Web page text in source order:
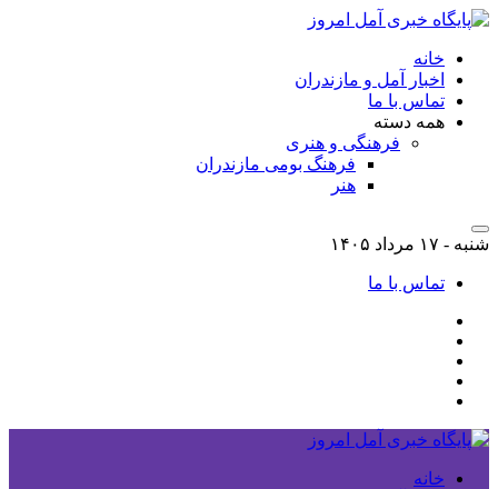
خانه
اخبار آمل و مازندران
تماس با ما
همه دسته
فرهنگی و هنری
فرهنگ بومی مازندران
هنر
شنبه - ۱۷ مرداد ۱۴۰۵
تماس با ما
خانه